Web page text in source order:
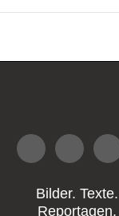
Bilder. Texte.
Reportagen.